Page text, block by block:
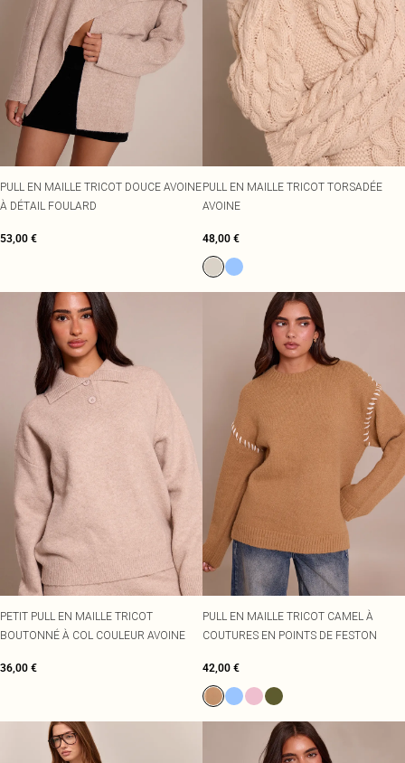
PULL EN MAILLE TRICOT DOUCE AVOINE
À DÉTAIL FOULARD
53,00 €
PULL EN MAILLE TRICOT TORSADÉE
AVOINE
48,00 €
PETIT PULL EN MAILLE TRICOT
BOUTONNÉ À COL COULEUR AVOINE
36,00 €
PULL EN MAILLE TRICOT CAMEL À
COUTURES EN POINTS DE FESTON
42,00 €